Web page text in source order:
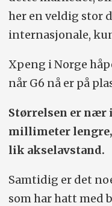
her en veldig stor
internasjonale,
Xpeng i Norge
når G6 nå er på
Størrelsen er nær
millimeter
lik akselavstand.
Samtidig er det
som har hatt med